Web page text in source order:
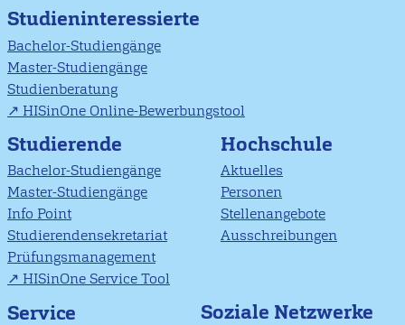
Studieninteressierte
Bachelor-Studiengänge
Master-Studiengänge
Studienberatung
HISinOne Online-Bewerbungstool
Studierende
Bachelor-Studiengänge
Master-Studiengänge
Info Point
Studierendensekretariat
Prüfungsmanagement
HISinOne Service Tool
Hochschule
Aktuelles
Personen
Stellenangebote
Ausschreibungen
Service Soziale Netzwerke